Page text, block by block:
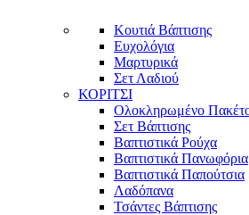
Κουτιά Βάπτισης
Ευχολόγια
Μαρτυρικά
Σετ Λαδιού
ΚΟΡΙΤΣΙ
Ολοκληρωμένο
Σετ Βάπτισης
Βαπτιστικά Ρούχα
Βαπτιστικά Πανωφόρια
Βαπτιστικά Παπούτσια
Λαδόπανα
Τσάντες Βάπτισης